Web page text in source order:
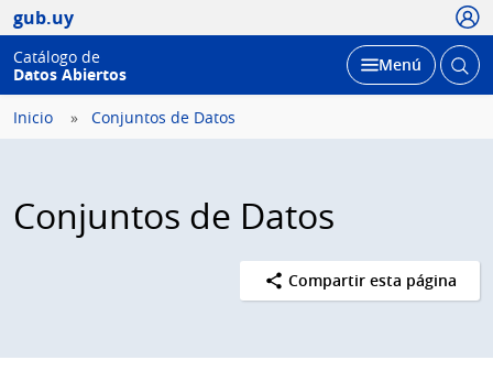
gub.uy
Catálogo de
Datos Abiertos
Desplegar
Menú Abrir
Inicio Conjuntos de Datos
Conjuntos de Datos
Compartir esta página